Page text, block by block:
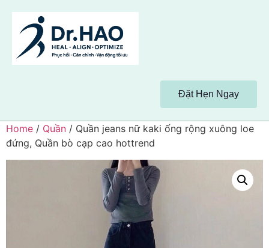
Đặt Hẹn Ngay
Home / Quần / Quần jeans nữ kaki ống rộng xuông loe
đứng, Quần bò cạp cao hottrend